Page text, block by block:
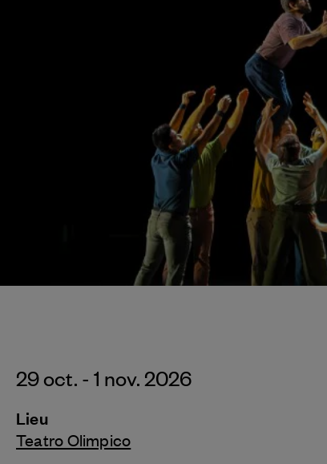
29 oct. - 1 nov. 2026
Lieu
Teatro Olimpico